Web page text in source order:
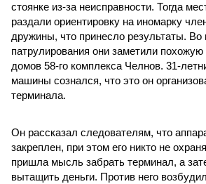
стоянке из-за неисправности. Тогда
раздали ориентировку на иномарку
дружины, что принесло результаты. Во
патрулирования они заметили
домов 58-го комплекса Челнов. 31-
машины сознался, что это он
терминала.
Он рассказал следователям, что
закреплен, при этом его никто не
пришла мысль забрать терминал, а
вытащить деньги. Против него